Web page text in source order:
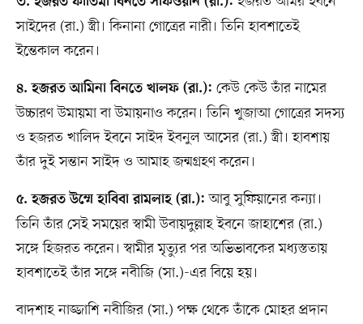
সাইদের (রা.) স্ত্রী। কিনানা গোত্রের নারী। তিনি হাবশাতেই
ইন্তেকাল করেন।
৪. হজরত আমিনা বিনতে খালফ (রা.): কেউ কেউ তাঁর নামের
উচ্চারণ উমায়মা বা উমায়নাও করেন। তিনি খুজাআ গোত্রের সদস্য
ও হজরত খালিদ ইবনে সাইদ ইবনুল আসের (রা.) স্ত্রী। হাবশায়
তাঁর দুই সন্তান সাইদ ও আমাহ জন্মগ্রহণ করেন।
৫. হজরত উম্মে হাবিবা রামলাহ (রা.): আবু সুফিয়ানের কন্যা।
তিনি তাঁর সেই সময়ের স্বামী উবায়দুল্লাহ ইবনে জাহাশের (রা.)
সঙ্গে হিজরত করেন। স্বামীর মৃত্যুর পর অভিভাবকের মধ্যস্ততায়
হাবশাতেই তাঁর সঙ্গে নবীজি (সা.)-এর বিয়ে হয়।
বাদশাহ নাজ্জাশি নবীজির (সা.) পক্ষ থেকে তাঁকে মোহর প্রদান